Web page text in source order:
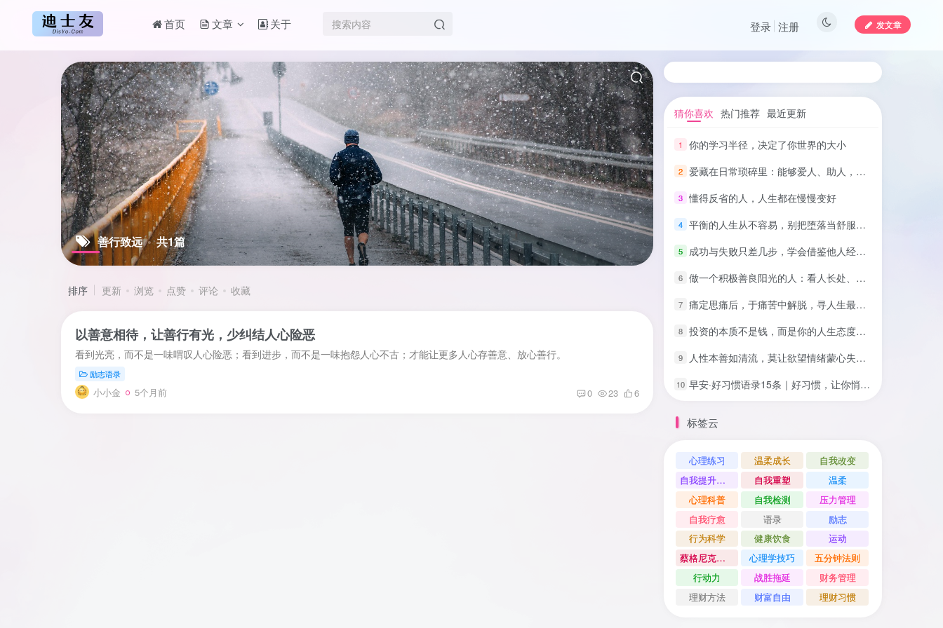
首页 文章 关于 发文章
登录 注册
善行致远 共1篇
排序 更新 浏览 点赞 评论 收藏
以善意相待，让善行有光，少纠结人心险恶
看到光亮，而不是一味喟叹人心险恶；看到进步，而不是一味抱怨人心不古；才能让更多人心存善意、放心善行。
励志语录
小小金 5个月前 0 23 6
猜你喜欢 热门推荐 最近更新
1 你的学习半径，决定了你世界的大小
2 爱藏在日常琐碎里：能够爱人、助人，本身就是一种幸福
3 懂得反省的人，人生都在慢慢变好
4 平衡的人生从不容易，别把堕落当舒服：把日子过得积极、踏实、有光
5 成功与失败只差几步，学会借鉴他人经验，少走弯路
6 做一个积极善良阳光的人：看人长处、帮人难处、记人好处
7 痛定思痛后，于痛苦中解脱，寻人生最高境界
8 投资的本质不是钱，而是你的人生态度｜深度思考
9 人性本善如清流，莫让欲望情绪蒙心失彩虹
10 早安·好习惯语录15条｜好习惯，让你悄悄变好✨
标签云
心理练习 温柔成长
自我改变
自我提升方法
自我重塑
温柔
心理科普
自我检测
压力管理
自我疗愈
语录
励志
行为科学
健康饮食
运动
蔡格尼克效应
心理学技巧
五分钟法则
行动力
战胜拖延
财务管理
理财方法
财富自由 理财习惯